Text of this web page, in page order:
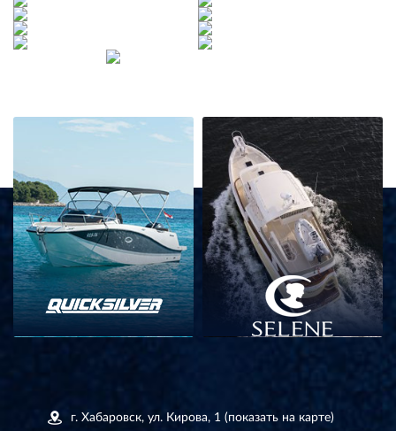
г. Хабаровск, ул. Кирова, 1 (показать на карте)